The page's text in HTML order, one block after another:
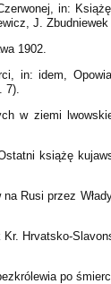
in:
J. Zbudniewek
1902.
in: idem,
7).
w ziemi
książę
Rusi przez
Hrvatsko-
po